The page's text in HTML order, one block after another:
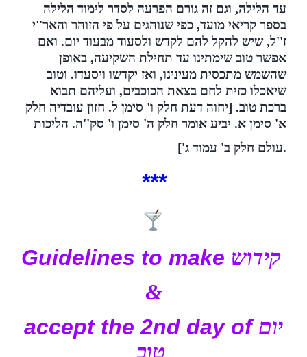
עד הלילה, וגם זה גורם הפרעה לסדר לימוד הלילה
בספר קריאי מועד, כפי שנוהגים על פי הזוהר והאר''י
ז''ל, שיש להקל להם לקדש ולסעוד מבעוד יום. ואם
אפשר טוב שימתינו עד תחילת השקיעה, באופן
שהשמש מתכסית מעינינו, ואז יקדשו ויסעדו. וטוב
שיאכלו כזית לחם בצאת הכוכבים, ועליהם תבוא
ברכת טוב. [יחוה דעת חלק ו' סימן ל. חזון עובדיה חלק
א' סימן א. יביע אומר חלק ה' סימן ו' סק''ה. הליכות
עולם חלק ב' עמוד ג'].
***
Guidelines to make
קידוש
&
accept the 2nd day ofיום
טוב